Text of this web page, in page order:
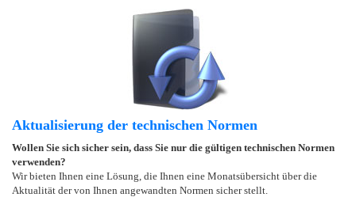
Aktualisierung der technischen Normen
Wollen Sie sich sicher sein, dass Sie nur die gültigen technischen Normen
verwenden?
Wir bieten Ihnen eine Lösung, die Ihnen eine Monatsübersicht über die
Aktualität der von Ihnen angewandten Normen sicher stellt.